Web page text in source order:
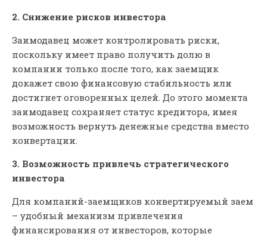
2. Снижение рисков инвестора
Заимодавец может контролировать риски,
поскольку имеет право получить долю в
компании только после того, как заемщик
докажет свою финансовую стабильность или
достигнет оговоренных целей. До этого момента
заимодавец сохраняет статус кредитора, имея
возможность вернуть денежные средства вместо
конвертации.
3. Возможность привлечь стратегического
инвестора
Для компаний-заемщиков конвертируемый заем
– удобный механизм привлечения
финансирования от инвесторов, которые